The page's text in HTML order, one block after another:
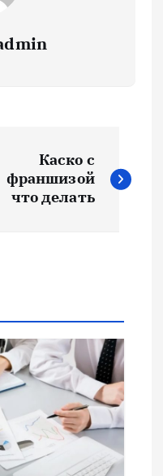
Каско с
франшизой
что делать